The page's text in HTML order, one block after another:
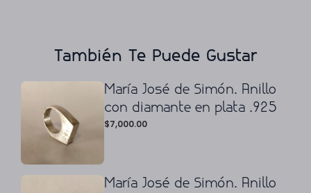
También Te Puede Gustar
María José de Simón. Anillo
con diamante en plata .925
$7,000.00
María José de Simón. Anillo